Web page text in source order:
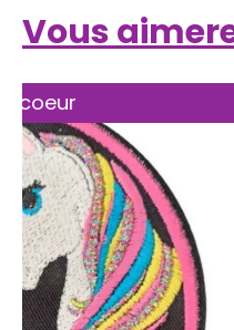
Vous
Carnaval